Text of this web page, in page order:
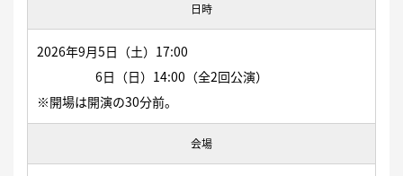
日時
2026年9月5日（土）17:00
6日（日）14:00（全2回公演）
※開場は開演の30分前。
会場